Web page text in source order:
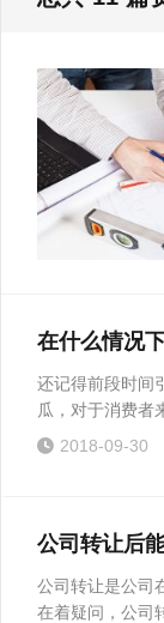
在什么情况
还记得前段时间
瓜，对于消费者
2018-09-30
公司转让后
公司转让是公司
在着疑问，公司